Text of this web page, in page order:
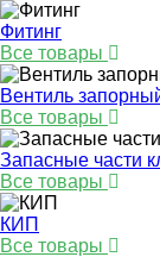
Фитинг
Все товары
Вентиль
Все товары
Запасные части
Все товары
КИП
Все товары